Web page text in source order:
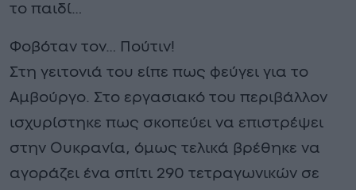
το παιδί…
Φοβόταν τον… Πούτιν!
Στη γειτονιά του είπε πως φεύγει για το
Αμβούργο. Στο εργασιακό του περιβάλλον
ισχυρίστηκε πως σκοπεύει να επιστρέψει
στην Ουκρανία, όμως τελικά βρέθηκε να
αγοράζει ένα σπίτι 290 τετραγωνικών σε